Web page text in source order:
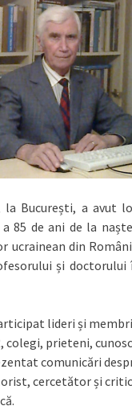
la București, a avut
85 de ani de la
ucrainean din
și
lideri și
colegi, prieteni,
comunicări
cercetător și